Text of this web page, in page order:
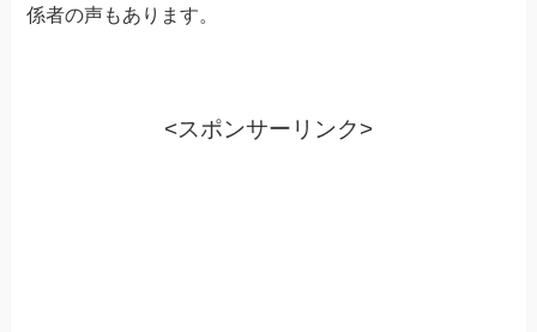
係者の声もあります。
<スポンサーリンク>